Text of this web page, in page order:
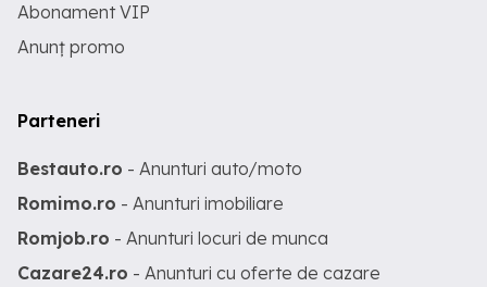
Abonament VIP
Anunț promo
Parteneri
Bestauto.ro - Anunturi auto/moto
Romimo.ro - Anunturi imobiliare
Romjob.ro - Anunturi locuri de munca
Cazare24.ro - Anunturi cu oferte de cazare